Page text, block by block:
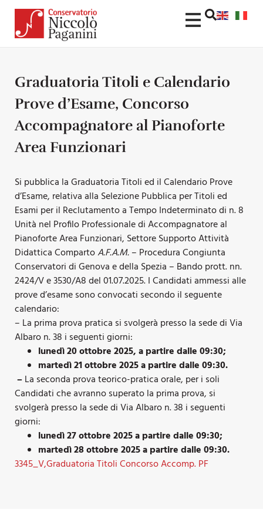
Graduatoria Titoli e Calendario
Prove d’Esame, Concorso
Accompagnatore al Pianoforte
Area Funzionari
Si pubblica la Graduatoria Titoli ed il Calendario Prove
d’Esame, relativa alla Selezione Pubblica per Titoli ed
Esami per il Reclutamento a Tempo Indeterminato di n. 8
Unità nel Profilo Professionale di Accompagnatore al
Pianoforte Area Funzionari, Settore Supporto Attività
Didattica CompartoA.F.A.M.– Procedura Congiunta
Conservatori di Genova e della Spezia – Bando prott. nn.
2424/V e 3530/A8 del 01.07.2025. I Candidati ammessi alle
prove d’esame sono convocati secondo il seguente
calendario:
– La prima prova pratica si svolgerà presso la sede di Via
Albaro n. 38 i seguenti giorni:
lunedì 20 ottobre 2025, a partire dalle 09:30;
martedì 21 ottobre 2025 a partire dalle 09:30.
–La seconda prova teorico-pratica orale, per i soli
Candidati che avranno superato la prima prova, si
svolgerà presso la sede di Via Albaro n. 38 i seguenti
giorni:
lunedì 27 ottobre 2025 a partire dalle 09:30;
martedì 28 ottobre 2025 a partire dalle 09:30.
3345_V,Graduatoria Titoli Concorso Accomp. PF